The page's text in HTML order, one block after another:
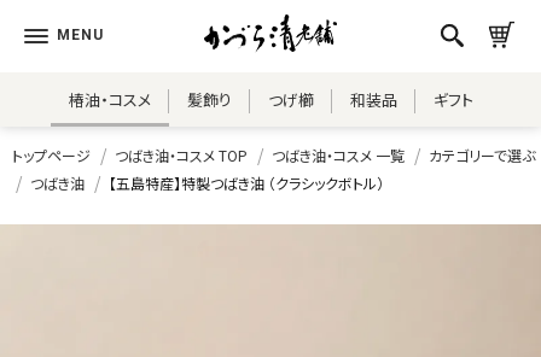
椿油・コスメ 髪飾り つげ櫛 和装品 ギフト
トップページ つばき油・コスメ TOP つばき油・コスメ 一覧
カテゴリーで選ぶ
つばき油
【五島特産】特製つばき油 （クラシックボトル）